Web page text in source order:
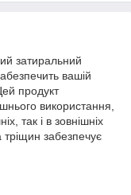
затиральний
вашій
продукт
використання,
так і в зовнішніх
тріщин забезпечує